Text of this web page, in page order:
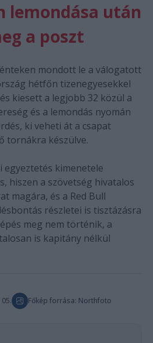
lemondása után
a poszt
mondott le a válogatott
hétfőn tizenegyesekkel
kiesett a legjobb 32 közül a
és a lemondás nyomán
ki veheti át a csapat
tornákra készülve.
egyeztetés kimenetele
hiszen a szövetség hivatalos
magára, és a Red Bull
részletei is tisztázásra
meg nem történik, a
is kapitány nélkül
Főkép forrása: Northfoto